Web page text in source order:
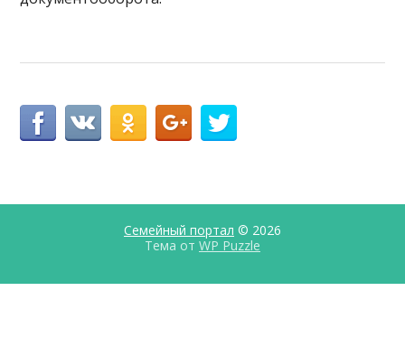
Семейный портал © 2026
Тема от WP Puzzle